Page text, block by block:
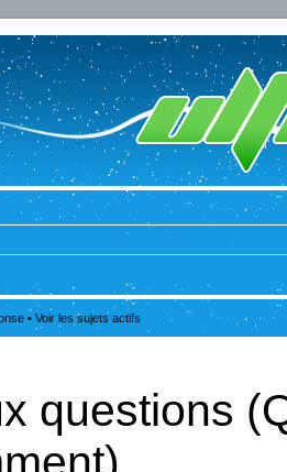
• Voir les sujets actifs
questions